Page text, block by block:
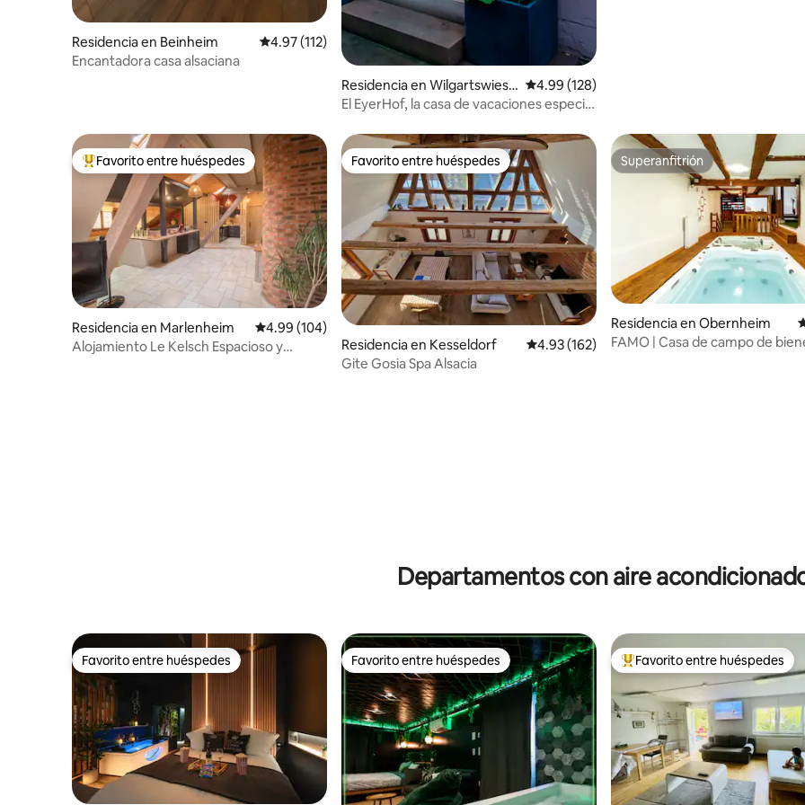
Residencia en Beinheim Calificación promedio: 4.97 de 5; 112 evaluaciones
4.97 (112)
Encantadora casa alsaciana
Residencia en Wilgartswiese
n
Calificación promedio: 4.99 de 5; 128
4.99 (128)
El EyerHof, la casa de vacaciones especial
De los mejores en Favorito entre huéspedes
Favorito entre huéspedes
Residencia en Marlenheim Calificación promedio: 4.99 de 5; 104 evaluaciones
4.99 (104)
Alojamiento Le Kelsch Espacioso y
Favorito entre huéspedes
Favorito entre huéspedes
Residencia en Kesseldorf Calificación promedio: 4.93 de 5; 162
4.93 (162)
Gite Gosia Spa Alsacia
Superanfitrión
Superanfitrión
Residencia en Obernheim
FAMO | Casa de campo de
Departamentos con aire
Favorito entre huéspedes
Favorito entre huéspedes Favorito entre huéspedes
Favorito entre huéspedes De los mejores en Favorito
Favorito entre huéspedes